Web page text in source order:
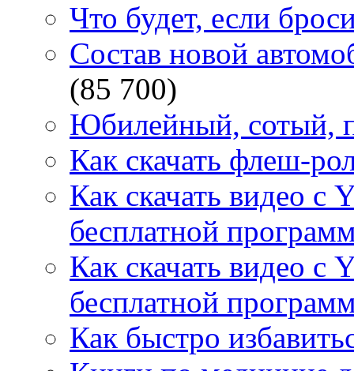
Что будет, если
Состав новой
(85 700)
Юбилейный, сотый,
Как скачать флеш-
Как скачать видео с
бесплатной
Как скачать видео с
бесплатной
Как быстро